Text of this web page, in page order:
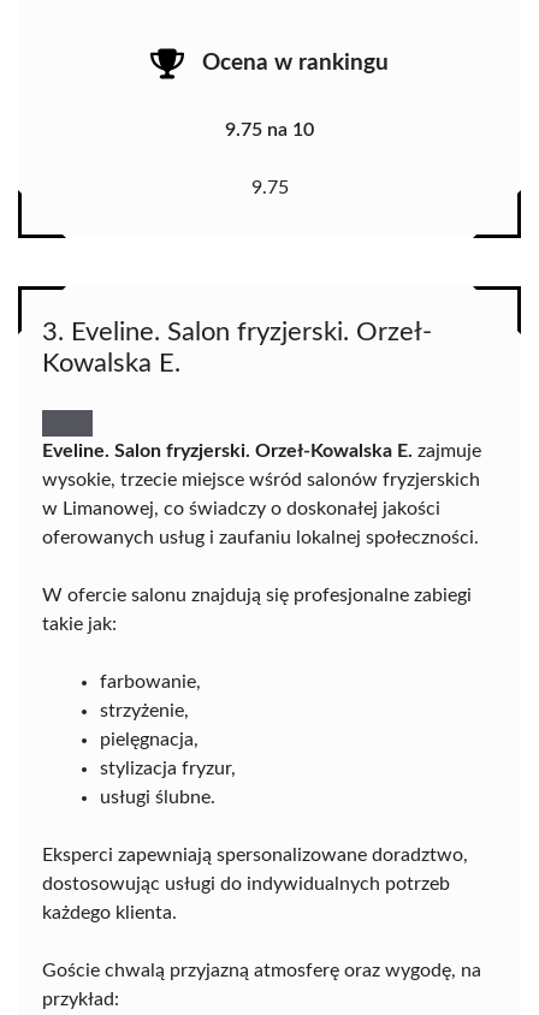
Ocena w rankingu
9.75 na 10
9.75
3. Eveline. Salon fryzjerski. Orzeł-
Kowalska E.
Eveline. Salon fryzjerski. Orzeł-Kowalska E. zajmuje
wysokie, trzecie miejsce wśród salonów fryzjerskich
w Limanowej, co świadczy o doskonałej jakości
oferowanych usług i zaufaniu lokalnej społeczności.
W ofercie salonu znajdują się profesjonalne zabiegi
takie jak:
farbowanie,
strzyżenie,
pielęgnacja,
stylizacja fryzur,
usługi ślubne.
Eksperci zapewniają spersonalizowane doradztwo,
dostosowując usługi do indywidualnych potrzeb
każdego klienta.
Goście chwalą przyjazną atmosferę oraz wygodę, na
przykład: